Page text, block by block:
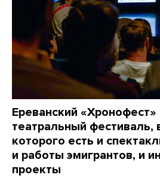
Ереванский
театральный фестиваль,
которого есть и
и работы эмигрантов, и
проекты